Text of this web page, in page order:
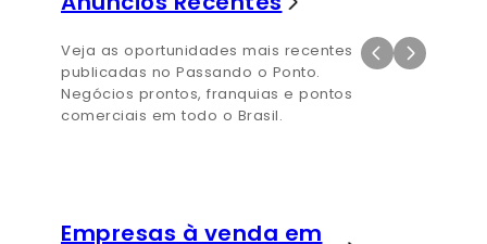
Veja as oportunidades mais recentes
publicadas no Passando o Ponto.
Negócios prontos, franquias e pontos
comerciais em todo o Brasil.
Empresas à venda em